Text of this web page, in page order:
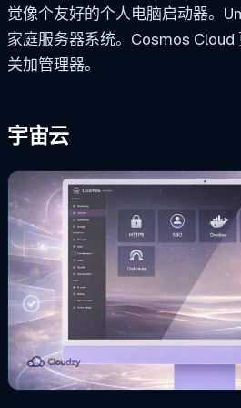
觉像个友好的个人电脑启动器。
家庭服务器系统。Cosmos Cloud
关加管理器。
宇宙云